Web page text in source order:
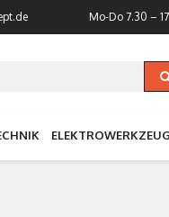
Mo-Do 7.30 –
ELEKTROWERKZEUG